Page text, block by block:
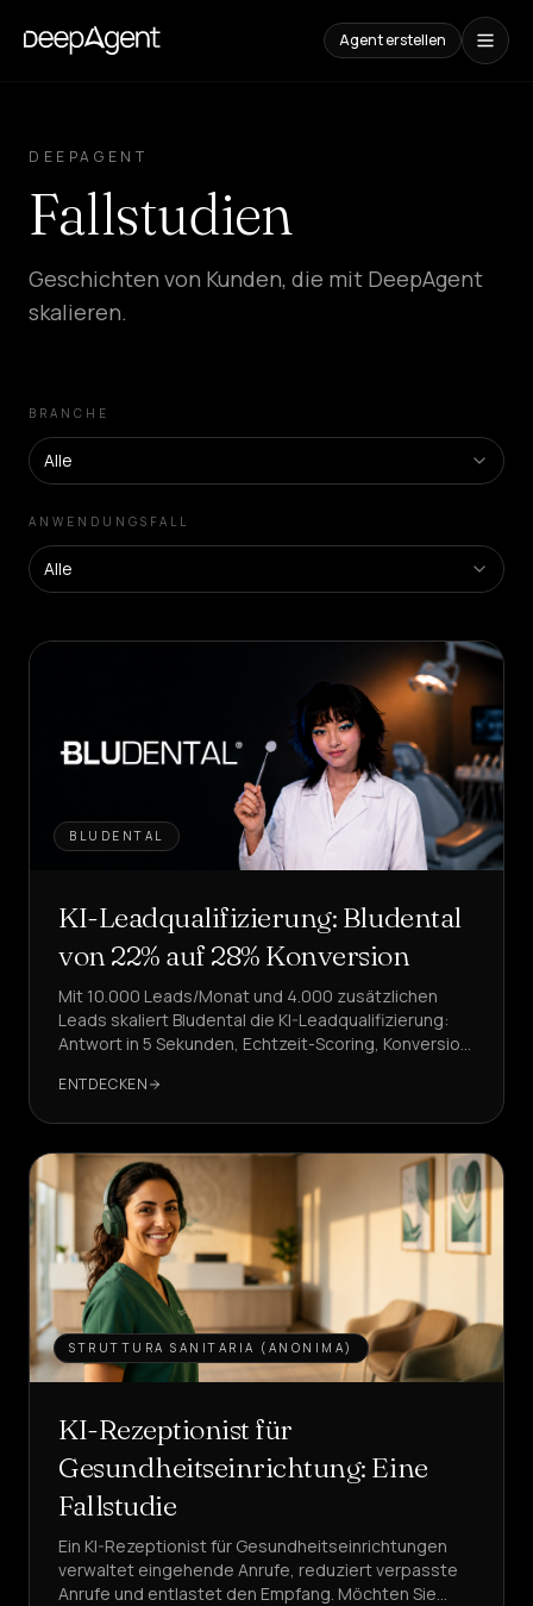
Agent erstellen
INHALTE
Vergleiche
AI-
vergleichen
Blog
SaaS
Platform
Self-
Service-
Agenten
Managerte
Gesundheit &
WELLNESS
Gastgewerbe
&
Vertrieb &
LEAD
Dienstleistungen
Preise
Über
Werden
Sie
Partner
SPRACHE DE
EINEN
AGENTEN
ERSTELLEN
DEEPAGENT
Fallstudien
Geschichten von Kunden, die mit DeepAgent
skalieren.
BRANCHE
Alle
ANWENDUNGSFALL
Alle
BLUDENTAL
KI-Leadqualifizierung: Bludental
von 22% auf 28% Konversion
Mit 10.000 Leads/Monat und 4.000 zusätzlichen
Leads skaliert Bludental die KI-Leadqualifizierung:
Antwort in 5 Sekunden, Echtzeit-Scoring, Konversion
ENTDECKEN
STRUTTURA SANITARIA (ANONIMA)
KI-Rezeptionist für
Gesundheitseinrichtung: Eine
Fallstudie
Ein KI-Rezeptionist für Gesundheitseinrichtungen
verwaltet eingehende Anrufe, reduziert verpasste
Anrufe und entlastet den Empfang. Möchten Sie